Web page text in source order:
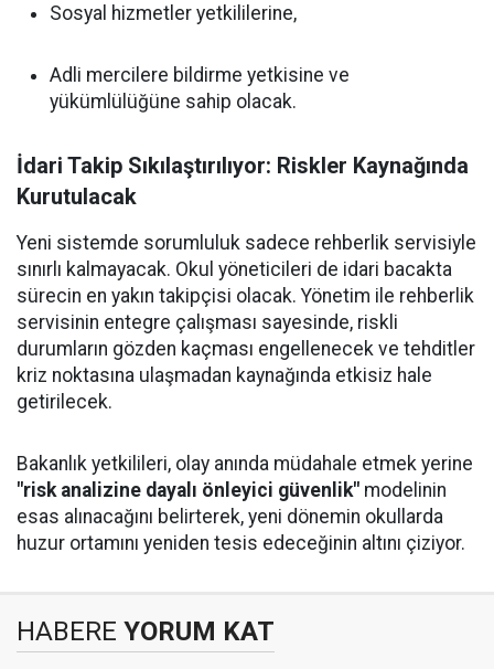
Sosyal hizmetler yetkililerine,
Adli mercilere bildirme yetkisine ve
yükümlülüğüne sahip olacak.
İdari Takip Sıkılaştırılıyor: Riskler Kaynağında
Kurutulacak
Yeni sistemde sorumluluk sadece rehberlik servisiyle
sınırlı kalmayacak. Okul yöneticileri de idari bacakta
sürecin en yakın takipçisi olacak. Yönetim ile rehberlik
servisinin entegre çalışması sayesinde, riskli
durumların gözden kaçması engellenecek ve tehditler
kriz noktasına ulaşmadan kaynağında etkisiz hale
getirilecek.
Bakanlık yetkilileri, olay anında müdahale etmek yerine
"risk analizine dayalı önleyici güvenlik" modelinin
esas alınacağını belirterek, yeni dönemin okullarda
huzur ortamını yeniden tesis edeceğinin altını çiziyor.
HABERE YORUM KAT